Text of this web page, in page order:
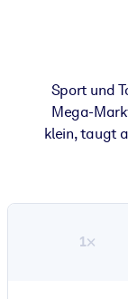
Ihrer KI-
Sport und
Mega-
klein, taugt
1×